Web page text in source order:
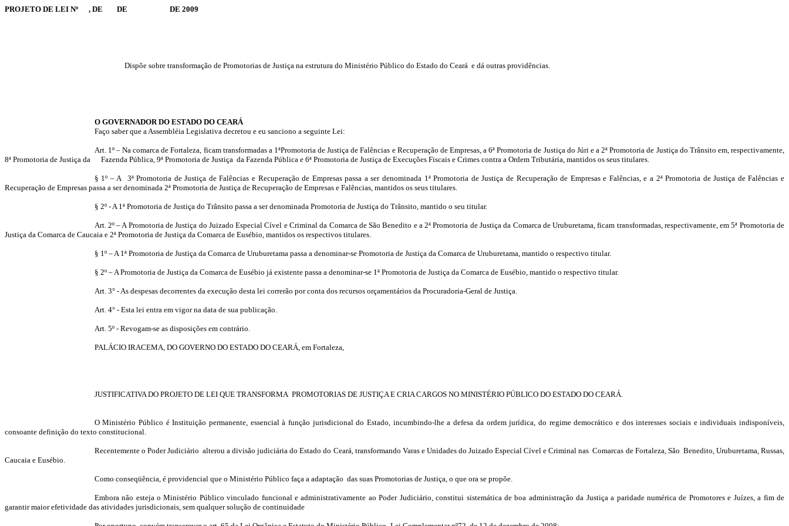
PROJETO DE LEI Nº , DE DE DE 2009
Dispõe sobre transformação de Promotorias de Justiça na estrutura do Ministério Público do Estado do Ceará e dá outras providências.
O GOVERNADOR DO ESTADO DO CEARÁ
Faço saber que a Assembléia Legislativa decretou e eu sanciono a seguinte Lei:
Art. 1º – Na comarca de Fortaleza, ficam transformadas a 1ªPromotoria de Justiça de Falências e Recuperação de Empresas, a 6ª Promotoria de Justiça do Júri e a 2ª Promotoria de Justiça do Trânsito em, respectivamente,
8ª Promotoria de Justiça da Fazenda Pública, 9ª Promotoria de Justiça da Fazenda Pública e 6ª Promotoria de Justiça de Execuções Fiscais e Crimes contra a Ordem Tributária, mantidos os seus titulares.
§ 1º – A 3ª Promotoria de Justiça de Falências e Recuperação de Empresas passa a ser denominada 1ª Promotoria de Justiça de Recuperação de Empresas e Falências, e a 2ª Promotoria de Justiça de Falências e
Recuperação de Empresas passa a ser denominada 2ª Promotoria de Justiça de Recuperação de Empresas e Falências, mantidos os seus titulares.
§ 2º - A 1ª Promotoria de Justiça do Trânsito passa a ser denominada Promotoria de Justiça do Trânsito, mantido o seu titular.
Art. 2º – A Promotoria de Justiça do Juizado Especial Cível e Criminal da Comarca de São Benedito e a 2ª Promotoria de Justiça da Comarca de Uruburetama, ficam transformadas, respectivamente, em 5ª Promotoria de
Justiça da Comarca de Caucaia e 2ª Promotoria de Justiça da Comarca de Eusébio, mantidos os respectivos titulares.
§ 1º – A 1ª Promotoria de Justiça da Comarca de Uruburetama passa a denominar-se Promotoria de Justiça da Comarca de Uruburetama, mantido o respectivo titular.
§ 2º – A Promotoria de Justiça da Comarca de Eusébio já existente passa a denominar-se 1ª Promotoria de Justiça da Comarca de Eusébio, mantido o respectivo titular.
Art. 3° - As despesas decorrentes da execução desta lei correrão por conta dos recursos orçamentários da Procuradoria-Geral de Justiça.
Art. 4° - Esta lei entra em vigor na data de sua publicação.
Art. 5º - Revogam-se as disposições em contrário.
PALÁCIO IRACEMA, DO GOVERNO DO ESTADO DO CEARÁ, em Fortaleza,
JUSTIFICATIVA DO PROJETO DE LEI QUE TRANSFORMA PROMOTORIAS DE JUSTIÇA E CRIA CARGOS NO MINISTÉRIO PÚBLICO DO ESTADO DO CEARÁ.
O Ministério Público é Instituição permanente, essencial à função jurisdicional do Estado, incumbindo-lhe a defesa da ordem jurídica, do regime democrático e dos interesses sociais e individuais indisponíveis,
consoante definição do texto constitucional.
Recentemente o Poder Judiciário alterou a divisão judiciária do Estado do Ceará, transformando Varas e Unidades do Juizado Especial Cível e Criminal nas Comarcas de Fortaleza, São Benedito, Uruburetama, Russas,
Caucaia e Eusébio.
Como conseqüência, é providencial que o Ministério Público faça a adaptação das suas Promotorias de Justiça, o que ora se propõe.
Embora não esteja o Ministério Público vinculado funcional e administrativamente ao Poder Judiciário, constitui sistemática de boa administração da Justiça a paridade numérica de Promotores e Juízes, a fim de
garantir maior efetividade das atividades jurisdicionais, sem qualquer solução de continuidade